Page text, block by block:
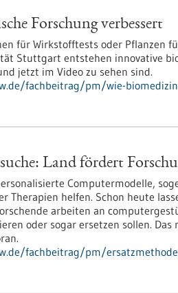
Forschung verbessert
für Wirkstofftests oder Pflanzen
Stuttgart entstehen innovative
jetzt im Video zu sehen sind.
fachbeitrag/pm/wie-
Land fördert
Computermodelle,
Therapien helfen. Schon heute
arbeiten an
oder sogar ersetzen sollen.
fachbeitrag/pm/